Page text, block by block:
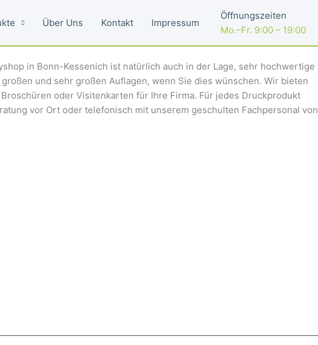
Über Uns Kontakt Impressum
Öffnungszeiten
Mo.–Fr. 9:00 – 19:00
in Bonn-Kessenich ist natürlich auch in der Lage, sehr hochwertige
und sehr großen Auflagen, wenn Sie dies wünschen. Wir bieten
oder Visitenkarten für Ihre Firma. Für jedes Druckprodukt
vor Ort oder telefonisch mit unserem geschulten Fachpersonal von